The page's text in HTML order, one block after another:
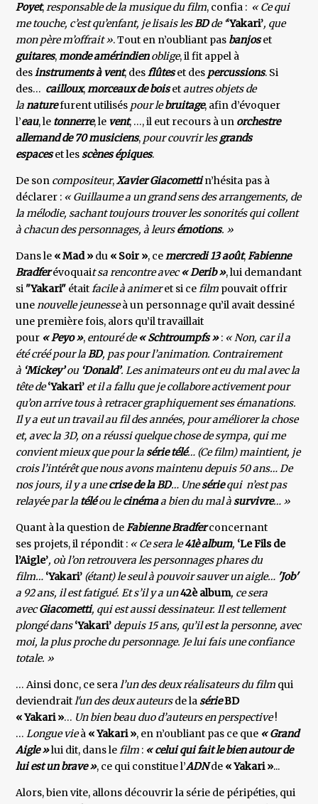
Poyet,responsable de la musique du film, confia : « Ce qui
me touche, c’est qu’enfant, je lisais lesBDde ‘‘Yakari’, que
mon père m’offrait ». Tout en n’oubliant pas banjoset
guitares,monde amérindienoblige, il fit appel à
desinstruments à vent, desflûteset des percussions. Si
des… cailloux,morceaux de boisetautres objets de
lanaturefurent utilisés pour lebruitage, afin d’évoquer
l’eau, le tonnerre, le vent, …, il eut recours à un orchestre
allemand de 70 musiciens, pour couvrir lesgrands
espaceset lesscènes épiques.
De son compositeur,Xavier Giacomettin’hésita pas à
déclarer : « Guillaume a un grand sens des arrangements, de
la mélodie, sachant toujours trouver les sonorités qui collent
à chacun des personnages, à leursémotions. »
Dans le « Mad » du « Soir », cemercredi 13 août,Fabienne
Bradferévoquait sa rencontre avec« Derib », lui demandant
si "Yakari" étaitfacile à animeret si cefilm pouvait offrir
unenouvelle jeunesseà un personnage qu’il avait dessiné
une première fois, alors qu’il travaillait
pour « Peyo », entouré de« Schtroumpfs »: « Non, car il a
été créé pour laBD, pas pour l’animation. Contrairement
à ‘Mickey’ou ‘Donald’. Les animateurs ont eu du mal avec la
tête de‘Yakari’ et il a fallu que je collabore activement pour
qu’on arrive tous à retracer graphiquement ses émanations.
Il y a eut un travail au fil des années, pour améliorer la chose
et, avec la 3D, on a réussi quelque chose de sympa, qui me
convient mieux que pour lasérie télé… (Ce film) maintient, je
crois l’intérêt que nous avons maintenu depuis 50 ans… De
nos jours, il y a unecrise de la BD… Unesériequi n’est pas
relayée par la téléou lecinémaa bien du mal àsurvivre… »
Quant à la question deFabienne Bradferconcernant
ses projets, il répondit : « Ce sera le41è album, ‘Le Fils de
l’Aigle’, où l’on retrouvera les personnages phares du
film… ‘Yakari’ (étant) le seul à pouvoir sauver un aigle… 'Job'
a 92 ans, il est fatigué. Et s’il y a un42è album, ce sera
avecGiacometti, qui est aussi dessinateur. Il est tellement
plongé dans‘Yakari’ depuis 15 ans, qu’il est la personne, avec
moi, la plus proche du personnage. Je lui fais une confiance
totale. »
… Ainsi donc, ce seral’un des deux réalisateurs du film qui
deviendraitl'un des deux auteursde lasérieBD
« Yakari »… Un bien beau duo d’auteurs en perspective!
…Longue vieà « Yakari », en n’oubliant pas ce que « Grand
Aigle »lui dit, dans lefilm : « celui qui fait le bien autour de
lui est un brave », ce qui constitue l’ADNde « Yakari »...
Alors, bien vite, allons découvrir la série de péripéties, qui